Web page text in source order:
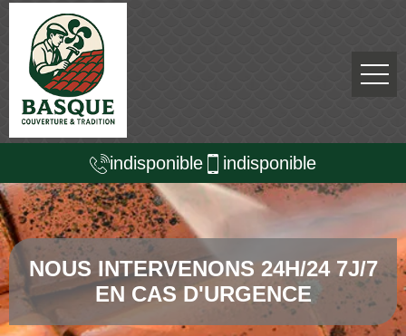
indisponible indisponible
NOUS INTERVENONS 24H/24 7J/7
EN CAS D'URGENCE